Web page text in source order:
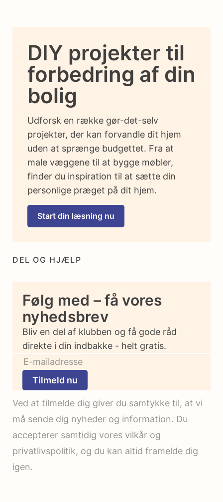
DEL OG HJÆLP
Følg med – få vores
nyhedsbrev
Bliv en del af klubben og få gode råd
direkte i din indbakke - helt gratis.
Tilmeld nu
Ved at tilmelde dig giver du samtykke til, at vi
må sende dig nyheder og information. Du
accepterer samtidig vores vilkår og
privatlivspolitik, og du kan altid framelde dig
igen.
DIY projekter til
forbedring af din
bolig
Udforsk en række gør-det-selv
projekter, der kan forvandle dit hjem
uden at sprænge budgettet. Fra at
male væggene til at bygge møbler,
finder du inspiration til at sætte din
personlige præget på dit hjem.
Start din læsning nu